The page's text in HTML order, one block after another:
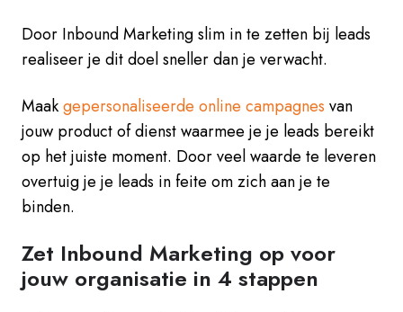
Door Inbound Marketing slim in te zetten bij leads
realiseer je dit doel sneller dan je verwacht.
Maakgepersonaliseerde online campagnes van
jouw product of dienst waarmee je je leads bereikt
op het juiste moment. Door veel waarde te leveren
overtuig je je leads in feite om zich aan je te
binden.
Zet Inbound Marketing op voor
jouw organisatie in 4 stappen